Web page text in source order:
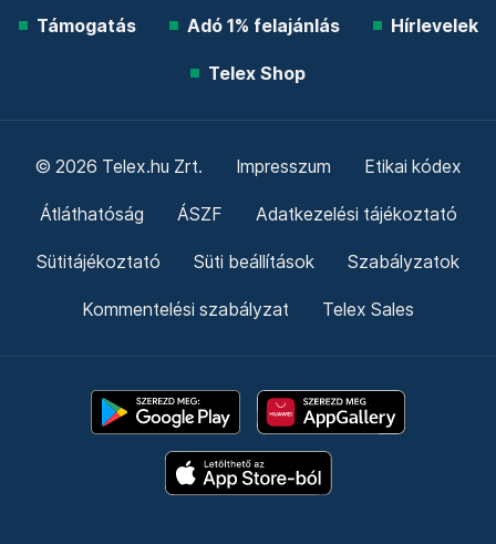
Támogatás Adó 1% felajánlás Hírlevelek
Telex Shop
© 2026 Telex.hu Zrt. Impresszum Etikai kódex
Átláthatóság ÁSZF Adatkezelési tájékoztató
Sütitájékoztató Süti beállítások Szabályzatok
Kommentelési szabályzat Telex Sales